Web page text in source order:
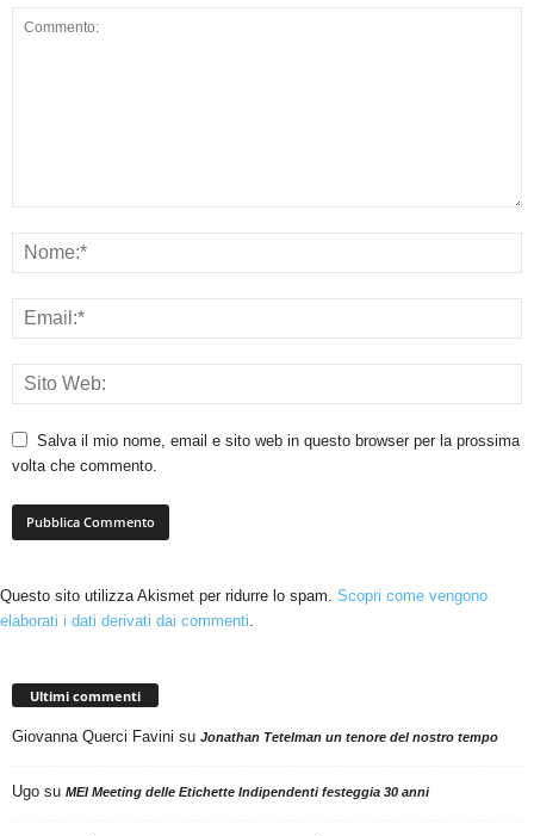
Salva il mio nome, email e sito web in questo browser per la prossima
volta che commento.
Questo sito utilizza Akismet per ridurre lo spam. Scopri come vengono
elaborati i dati derivati dai commenti.
Ultimi commenti
Giovanna Querci Favini su Jonathan Tetelman un tenore del nostro tempo
Ugo su MEI Meeting delle Etichette Indipendenti festeggia 30 anni